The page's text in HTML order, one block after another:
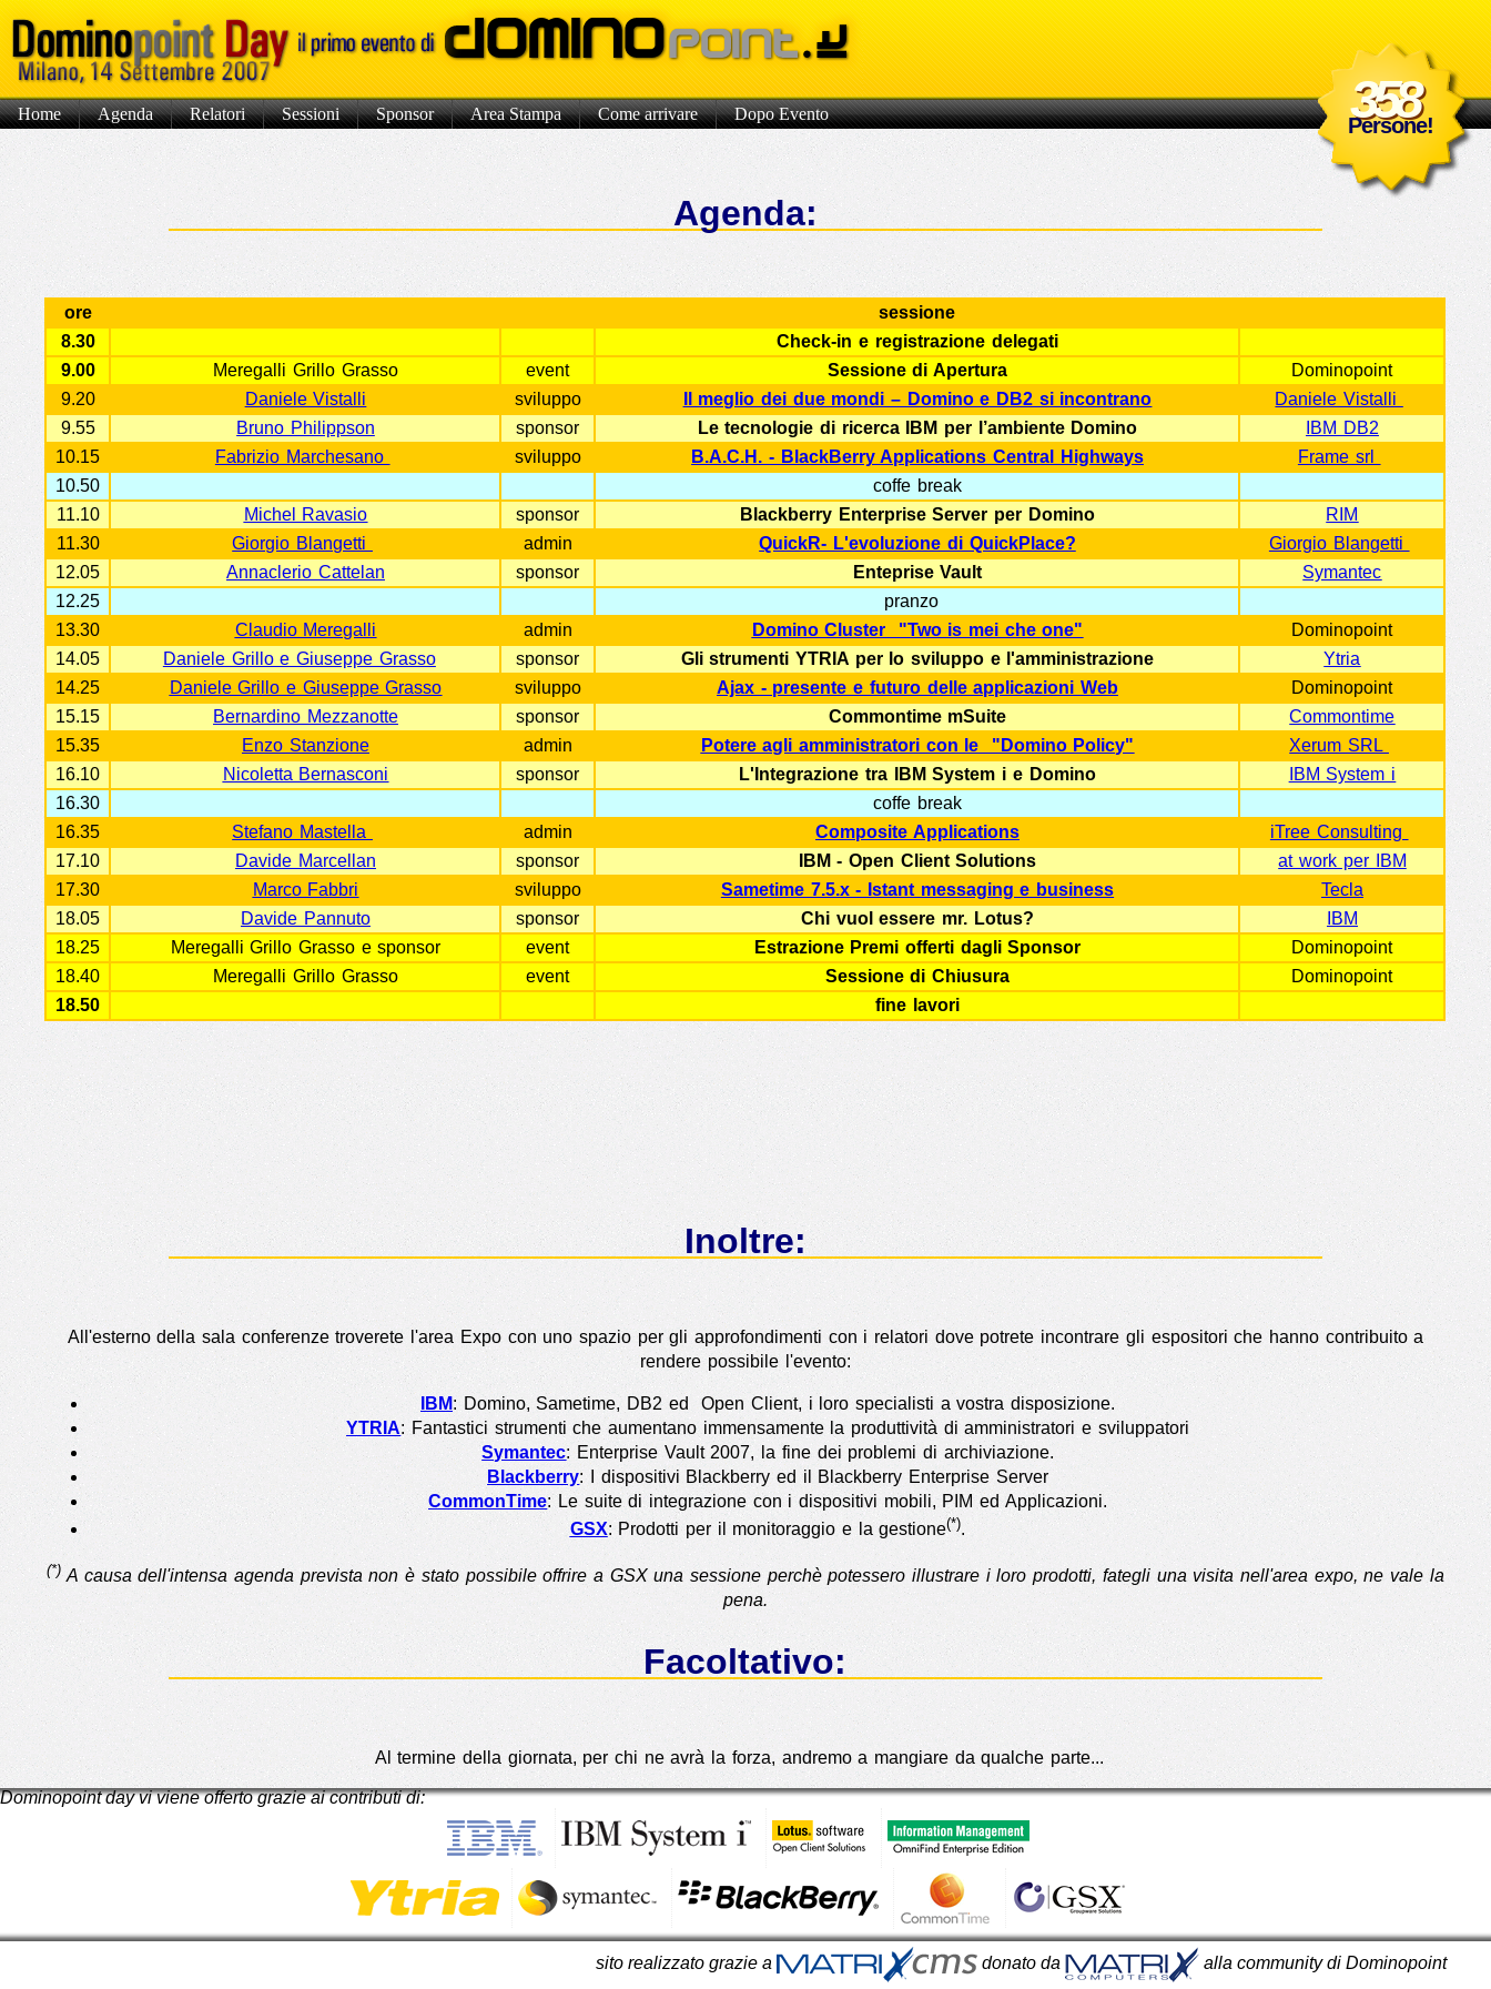
Home Agenda Relatori Sessioni Sponsor Area Stampa Come arrivare Dopo Evento
Agenda:
ore
sessione
8.30
Check-in e registrazione delegati
9.00
Meregalli Grillo Grasso event Sessione di Apertura
Dominopoint
9.20
Daniele Vistalli sviluppo Il meglio dei due mondi – Domino e DB2 si incontrano
Daniele Vistalli
9.55
Bruno Philippson sponsor Le tecnologie di ricerca IBM per l’ambiente Domino
IBM DB2
10.15
Fabrizio Marchesano sviluppo B.A.C.H. - BlackBerry Applications Central Highways
Frame srl
10.50
coffe break
11.10
Michel Ravasio sponsor Blackberry Enterprise Server per Domino
RIM
11.30
Giorgio Blangetti admin QuickR- L'evoluzione di QuickPlace?
Giorgio Blangetti
12.05
Annaclerio Cattelan sponsor Enteprise Vault
Symantec
12.25
pranzo
13.30
Claudio Meregalli admin Domino Cluster "Two is mei che one"
Dominopoint
14.05
Daniele Grillo e Giuseppe Grasso sponsor Gli strumenti YTRIA per lo sviluppo e l'amministrazione
Ytria
14.25
Daniele Grillo e Giuseppe Grasso sviluppo Ajax - presente e futuro delle applicazioni Web
Dominopoint
15.15
Bernardino Mezzanotte sponsor Commontime mSuite
Commontime
15.35
Enzo Stanzione admin Potere agli amministratori con le "Domino Policy"
Xerum SRL
16.10
Nicoletta Bernasconi sponsor L'Integrazione tra IBM System i e Domino
IBM System i
16.30
coffe break
16.35
Stefano Mastella admin Composite Applications
iTree Consulting
17.10
Davide Marcellan sponsor IBM - Open Client Solutions
at work per IBM
17.30
Marco Fabbri sviluppo Sametime 7.5.x - Istant messaging e business
Tecla
18.05
Davide Pannuto sponsor Chi vuol essere mr. Lotus?
IBM
18.25
Meregalli Grillo Grasso e sponsor event Estrazione Premi offerti dagli Sponsor
Dominopoint
18.40
Meregalli Grillo Grasso event Sessione di Chiusura
Dominopoint
18.50
fine lavori
Inoltre:
All'esterno della sala conferenze troverete l'area Expo con uno spazio per gli approfondimenti con i relatori dove potrete incontrare gli espositori che hanno contribuito a
rendere possibile l'evento:
IBM: Domino, Sametime, DB2 ed Open Client, i loro specialisti a vostra disposizione.
YTRIA: Fantastici strumenti che aumentano immensamente la produttività di amministratori e sviluppatori
Symantec: Enterprise Vault 2007, la fine dei problemi di archiviazione.
Blackberry: I dispositivi Blackberry ed il Blackberry Enterprise Server
CommonTime: Le suite di integrazione con i dispositivi mobili, PIM ed Applicazioni.
GSX: Prodotti per il monitoraggio e la gestione(*).
(*) A causa dell'intensa agenda prevista non è stato possibile offrire a GSX una sessione perchè potessero illustrare i loro prodotti, fategli una visita nell'area expo, ne vale la
pena.
Facoltativo:
Al termine della giornata, per chi ne avrà la forza, andremo a mangiare da qualche parte...
358
Persone!
358
Dominopoint day vi viene offerto grazie ai contributi di:
sito realizzato grazie a donato da alla community di Dominopoint